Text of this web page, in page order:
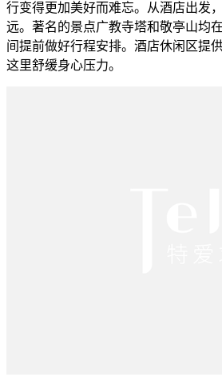
行变得更加美好而难忘。从酒店出发
远。著名的景点广教寺塔和敬亭山均
间提前做好行程安排。酒店休闲区提
这里舒缓身心压力。